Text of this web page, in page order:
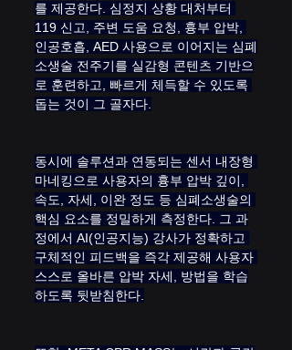
를 제공한다. 심정지 상황 대처부터
119 신고, 주변 도움 요청, 흉부 압박,
인공호흡, AED 사용으로 이어지는 심폐
소생술 전주기를 실감형 콘텐츠 기반으
로 훈련하고, 빠르게 체득할 수 있도록
돕는 것이 그 골자다.
동시에 솔루션과 연동되는 센서 내장형
마네킹으로 사용자의 흉부 압박 깊이,
속도, 자세, 이완 정도 등 심폐소생술의
핵심 요소를 정밀하게 측정한다. 그 과
정에서 AI(인공지능) 강사가 정확하고
구체적인 피드백을 즉각 제공해 사용자
스스로 올바른 압박 자세, 방법을 학습
하도록 뒷받침한다.